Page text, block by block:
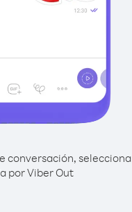
conversación, selecciona
por Viber Out